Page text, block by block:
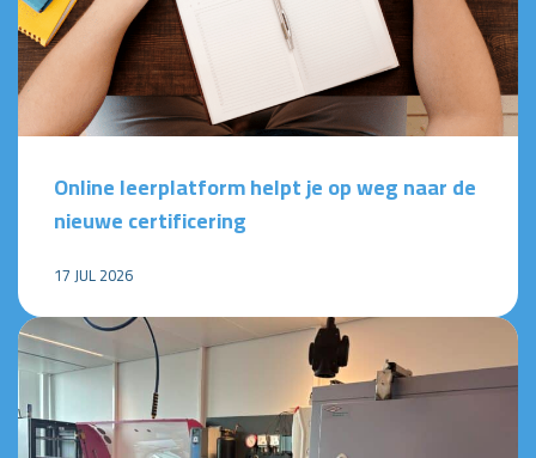
Online leerplatform helpt je op weg naar de
nieuwe certificering
17 JUL 2026